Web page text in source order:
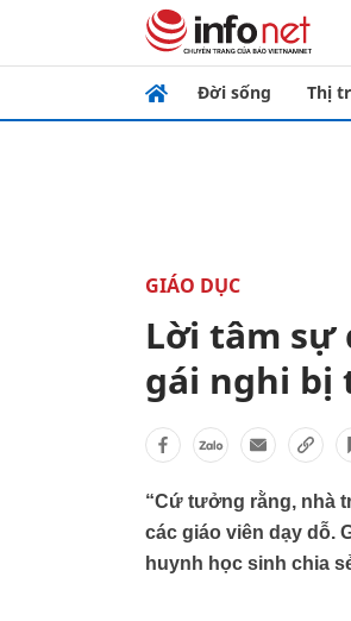
Đời sống Thị
GIÁO DỤC
Lời tâm sự
gái nghi bị
“Cứ tưởng rằng, nhà
các giáo viên dạy dỗ.
huynh học sinh chia